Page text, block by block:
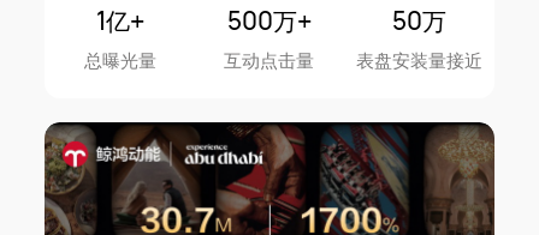
1亿+
总曝光量
500万+
互动点击量
50万
表盘安装量接近